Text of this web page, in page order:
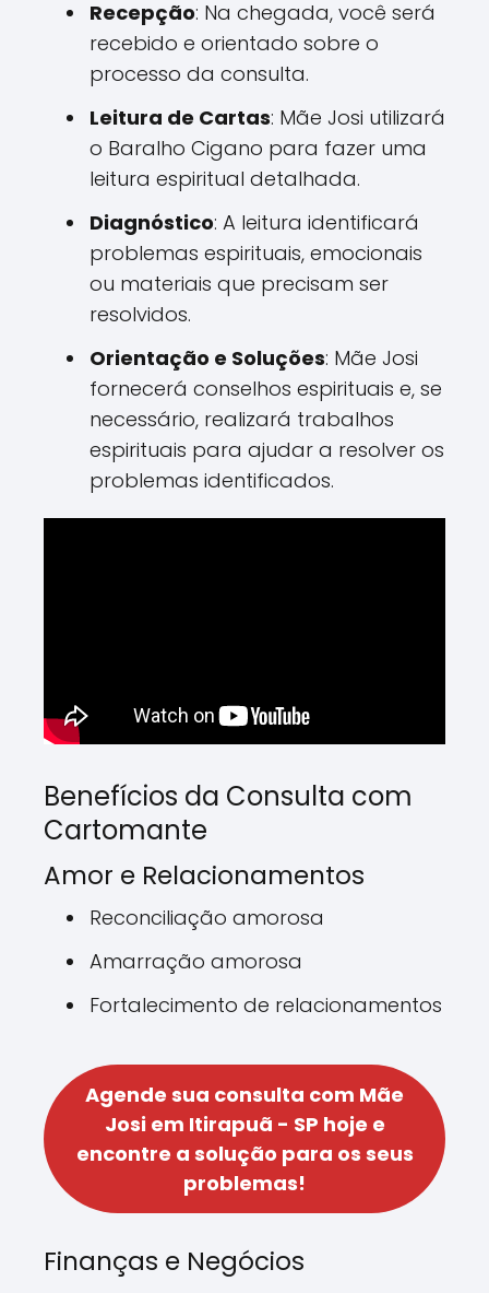
Recepção: Na chegada, você será
recebido e orientado sobre o
processo da consulta.
Leitura de Cartas: Mãe Josi utilizará
o Baralho Cigano para fazer uma
leitura espiritual detalhada.
Diagnóstico: A leitura identificará
problemas espirituais, emocionais
ou materiais que precisam ser
resolvidos.
Orientação e Soluções: Mãe Josi
fornecerá conselhos espirituais e, se
necessário, realizará trabalhos
espirituais para ajudar a resolver os
problemas identificados.
Benefícios da Consulta com
Cartomante
Amor e Relacionamentos
Reconciliação amorosa
Amarração amorosa
Fortalecimento de relacionamentos
Agende sua consulta com Mãe
Josi em Itirapuã - SP hoje e
encontre a solução para os seus
problemas!
Finanças e Negócios